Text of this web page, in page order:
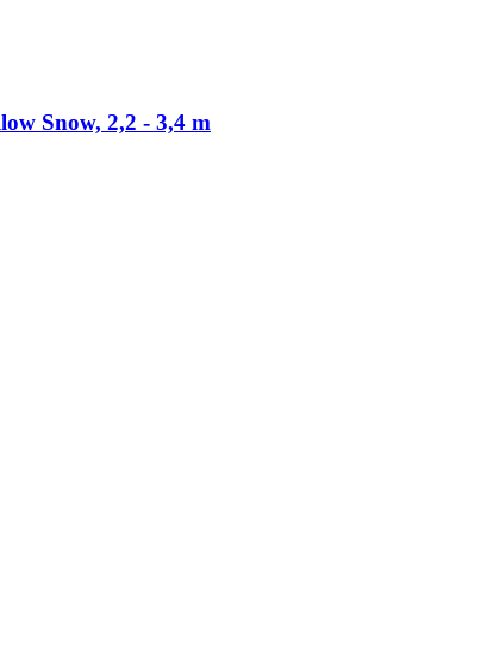
Snow, 2,2 -​ 3,4 m